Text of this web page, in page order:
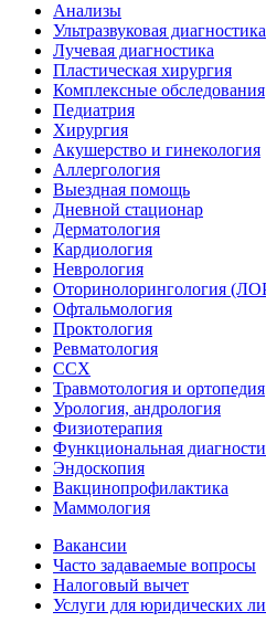
Анализы
Ультразвуковая диагностика
Лучевая диагностика
Пластическая хирургия
Комплексные обследования
Педиатрия
Хирургия
Акушерство и гинекология
Аллергология
Выездная помощь
Дневной стационар
Дерматология
Кардиология
Неврология
Оторинолорингология
Офтальмология
Проктология
Ревматология
ССХ
Травмотология и ортопедия
Урология, андрология
Физиотерапия
Функциональная
Эндоскопия
Вакцинопрофилактика
Маммология
Вакансии
Часто задаваемые вопросы
Налоговый вычет
Услуги для юридических